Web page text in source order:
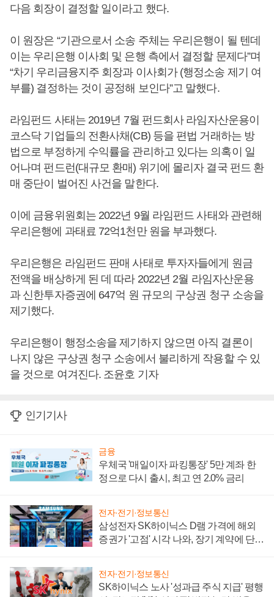
다음 회장이 결정할 일이라고 했다.
이 원장은 “기관으로서 소송 주체는 우리은행이 될 텐데
이는 우리은행 이사회 및 은행 측에서 결정할 문제다”며
“차기 우리금융지주 회장과 이사회가 (행정소송 제기 여
부를) 결정하는 것이 공정해 보인다”고 말했다.
라임펀드 사태는 2019년 7월 펀드회사 라임자산운용이
코스닥 기업들의 전환사채(CB) 등을 편법 거래하는 방
법으로 부정하게 수익률을 관리하고 있다는 의혹이 일
어나며 펀드런(대규모 환매) 위기에 몰리자 결국 펀드 환
매 중단이 벌어진 사건을 말한다.
이에 금융위원회는 2022년 9월 라임펀드 사태와 관련해
우리은행에 과태료 72억1천만 원을 부과했다.
우리은행은 라임펀드 판매 사태로 투자자들에게 원금
전액을 배상하게 된 데 따라 2022년 2월 라임자산운용
과 신한투자증권에 647억 원 규모의 구상권 청구 소송을
제기했다.
우리은행이 행정소송을 제기하지 않으면 아직 결론이
나지 않은 구상권 청구 소송에서 불리하게 작용할 수 있
을 것으로 여겨진다. 조윤호 기자
인기기사
금융
우체국 '매일이자 파킹통장' 5만 계좌 한
정으로 다시 출시, 최고 연 2.0% 금리
전자·전기·정보통신
삼성전자 SK하이닉스 D램 가격에 해외
증권가 '고점' 시각 나와, 장기 계약에 단점
전자·전기·정보통신
SK하이닉스 노사 '성과급 주식 지급' 평행